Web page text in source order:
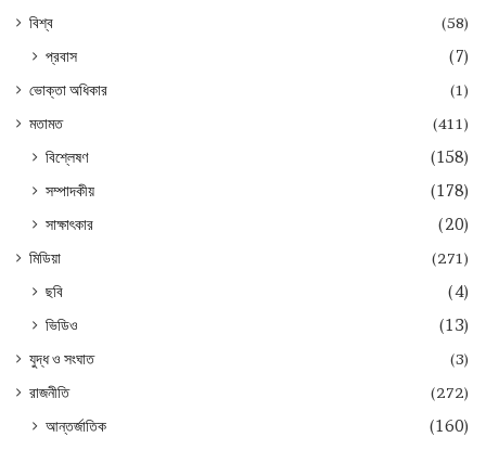
বিশ্ব
(58)
প্রবাস (7)
ভোক্তা অধিকার
(1)
মতামত
(411)
বিশ্লেষণ
(158)
সম্পাদকীয়
(178)
সাক্ষাৎকার
(20)
মিডিয়া (271)
ছবি
(4)
ভিডিও
(13)
যুদ্ধ ও সংঘাত
(3)
রাজনীতি
(272)
আন্তর্জাতিক (160)